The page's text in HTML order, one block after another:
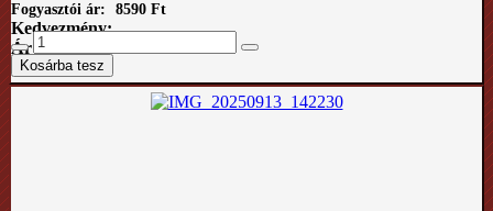
Fogyasztói ár:
8590 Ft
Kedvezmény:
Ár / kg: